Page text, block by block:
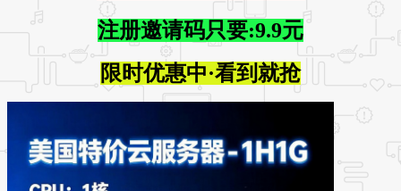
注册邀请码只要:9.9元
限时优惠中·看到就抢